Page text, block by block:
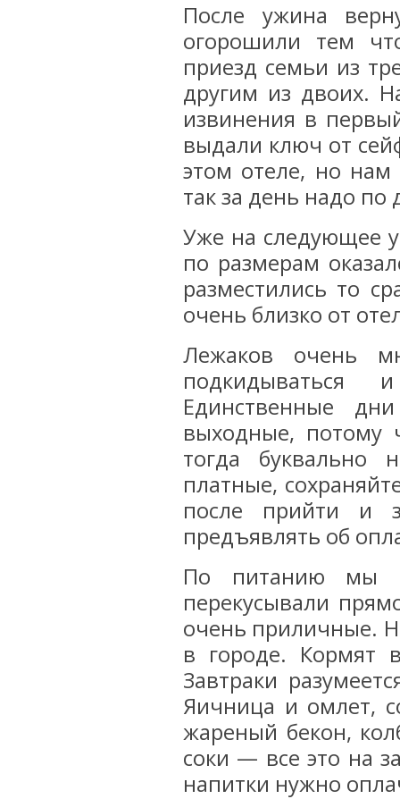
После ужина
огорошили тем
приезд семьи из
другим из двоих.
извинения в
выдали ключ от
этом отеле, но нам
так за день надо по
Уже на следующее
по размерам
разместились то
очень близко от
Лежаков очень
подкидываться
Единственные
выходные, потому
тогда буквально
платные,
после прийти и
предъявлять об
По питанию мы
перекусывали
очень приличные.
в городе. Кормят
Завтраки
Яичница и омлет,
жареный бекон,
соки — все это на
напитки нужно